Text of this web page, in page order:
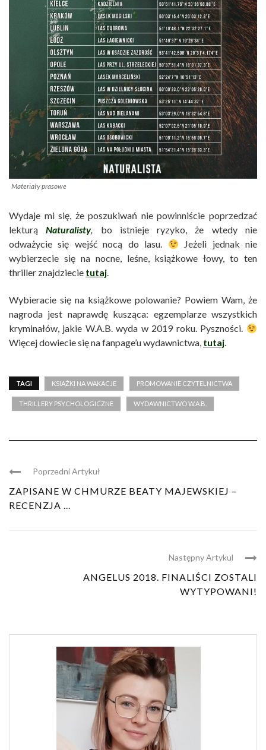
Materiały prasowe
Wydaje mi się, że poszukiwań nie powinniście poprzedzać
lekturąNaturalisty, bo istnieje ryzyko, że wtedy nie
odważycie się wejść nocą do lasu.
Jeżeli jednak nie
wybierzecie się na nocne, leśne, książkowe łowy, to ten
thriller znajdziecie tutaj.
Wybieracie się na książkowe polowanie? Powiem Wam, że
nagroda jest naprawdę kusząca: egzemplarze wszystkich
kryminałów, jakie W.A.B. wyda w 2019 roku. Pyszności.
Więcej dowiecie się na fanpage’u wydawnictwa, tutaj.
TAGI KSIĄŻKI NA WAKACJE PROMOWANIE CZYTELNICTWA
THRILLERY PSYCHOLOGICZNE WYDAWNICTWO W.A.B.
Poprzedni Artykuł
ZAPISANE W CHMURZE BEATY MAJEWSKIEJ –
RECENZJA ...
Następny Artykul
ANGELUS 2018. FINALIŚCI ZOSTALI
WYTYPOWANI!